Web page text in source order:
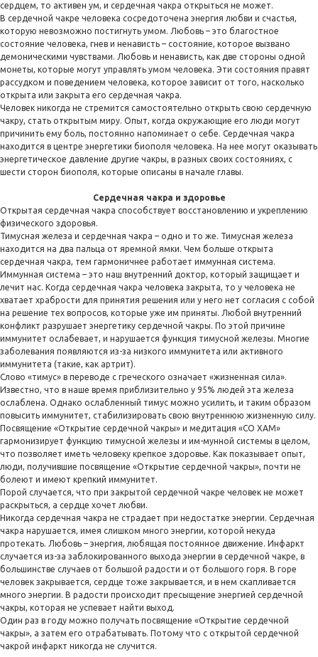
сердцем, то активен ум, и сердечная чакра открыться не может.
В сердечной чакре человека сосредоточена энергия любви и счастья,
которую невозможно постигнуть умом. Любовь – это благостное
состояние человека, гнев и ненависть – состояние, которое вызвано
демоническими чувствами. Любовь и ненависть, как две стороны одной
монеты, которые могут управлять умом человека. Эти состояния правят
рассудком и поведением человека, которое зависит от того, насколько
открыта или закрыта его сердечная чакра.
Человек никогда не стремится самостоятельно открыть свою сердечную
чакру, стать открытым миру. Опыт, когда окружающие его люди могут
причинить ему боль, постоянно напоминает о себе. Сердечная чакра
находится в центре энергетики биополя человека. На нее могут оказывать
энергетическое давление другие чакры, в разных своих состояниях, с
шести сторон биополя, которые описаны в начале главы.
Сердечная чакра и здоровье
Открытая сердечная чакра способствует восстановлению и укреплению
физического здоровья.
Тимусная железа и сердечная чакра – одно и то же. Тимусная железа
находится на два пальца от яремной ямки. Чем больше открыта
сердечная чакра, тем гармоничнее работает иммунная система.
Иммунная система – это наш внутренний доктор, который защищает и
лечит нас. Когда сердечная чакра человека закрыта, то у человека не
хватает храбрости для принятия решения или у него нет согласия с собой
на решение тех вопросов, которые уже им приняты. Любой внутренний
конфликт разрушает энергетику сердечной чакры. По этой причине
иммунитет ослабевает, и нарушается функция тимусной железы. Многие
заболевания появляются из-за низкого иммунитета или активного
иммунитета (такие, как артрит).
Слово «тимус» в переводе с греческого означает «жизненная сила».
Известно, что в наше время приблизительно у 95% людей эта железа
ослаблена. Однако ослабленный тимус можно усилить, и таким образом
повысить иммунитет, стабилизировать свою внутреннюю жизненную силу.
Посвящение «Открытие сердечной чакры» и медитация «СО ХАМ»
гармонизирует функцию тимусной железы и им-мунной системы в целом,
что позволяет иметь человеку крепкое здоровье. Как показывает опыт,
люди, получившие посвящение «Открытие сердечной чакры», почти не
болеют и имеют крепкий иммунитет.
Порой случается, что при закрытой сердечной чакре человек не может
раскрыться, а сердце хочет любви.
Никогда сердечная чакра не страдает при недостатке энергии. Сердечная
чакра нарушается, имея слишком много энергии, которой некуда
протекать. Любовь – энергия, любящая постоянное движение. Инфаркт
случается из-за заблокированного выхода энергии в сердечной чакре, в
большинстве случаев от большой радости и от большого горя. В горе
человек закрывается, сердце тоже закрывается, и в нем скапливается
много энергии. В радости происходит пресыщение энергией сердечной
чакры, которая не успевает найти выход.
Один раз в году можно получать посвящение «Открытие сердечной
чакры», а затем его отрабатывать. Потому что с открытой сердечной
чакрой инфаркт никогда не случится.